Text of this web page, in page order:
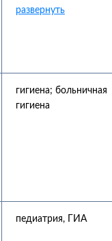
гигиена; больничная
гигиена
педиатрия, ГИА